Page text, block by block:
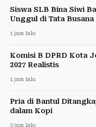
Siswa SLB Bina Siwi
Unggul di Tata Busana
1 jam lalu
Komisi B DPRD Kota
2027 Realistis
1 jam lalu
Pria di Bantul
dalam Kopi
2 jam lalu